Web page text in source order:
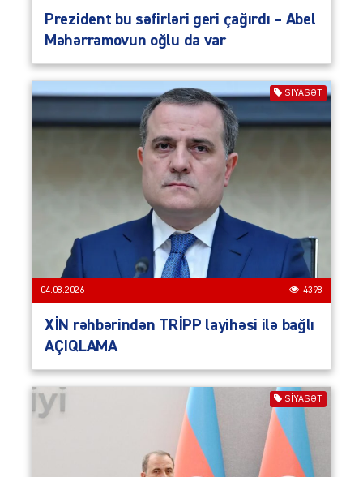
Prezident bu səfirləri geri çağırdı – Abel
Məhərrəmovun oğlu da var
SIYASƏT
04.08.2026 4398
XİN rəhbərindən TRİPP layihəsi ilə bağlı
AÇIQLAMA
SIYASƏT